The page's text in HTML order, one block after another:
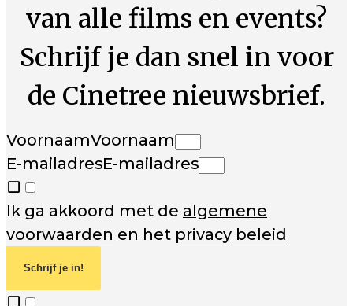
van alle films en events?
Schrijf je dan snel in voor
de Cinetree nieuwsbrief.
VoornaamVoornaam
E-mailadresE-mailadres
Ik ga akkoord met de algemene
voorwaarden en het privacy beleid
Schrijf je in!